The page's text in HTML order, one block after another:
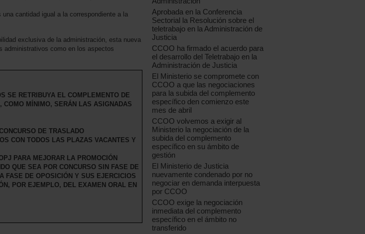
cantidad igual a la correspondiente a la
exclusiva de la administración, esta nueva
administrativos como en los aspectos
SE RETRIBUYA EL COMPLEMENTO DE
COMO MÍNIMO, SERÁN LAS ASIGNADAS
DE TRASLADO
CON TODOS LAS PLAZAS VACANTES Y
PARA MEJORAR LA PROMOCIÓN
QUE SEA POR CONCURSO SIN FASE DE
FASE DE OPOSICIÓN Y SUS EJERCICIOS
POR EJEMPLO, DEL EXAMEN ORAL EN
Aprobada en la Conferencia
Sectorial la Resolución sobre el
teletrabajo en la Administración de
Justicia
CCOO ha firmado el acuerdo para
el desarrollo del Teletrabajo en la
Administración de Justicia
El Ministerio se compromete con
CCOO a que las negociaciones
para la subida del complemento
específico den comienzo este
mes de abril
CCOO volvemos a exigir al
Ministerio la negociación de la
subida del complemento
específico en su ámbito de
gestión
El Ministerio de Justicia
nuevamente condenado por no
negociar en demanda interpuesta
por CCOO
CCOO exige la negociación
inmediata del complemento
específico en el ámbito no
transferido